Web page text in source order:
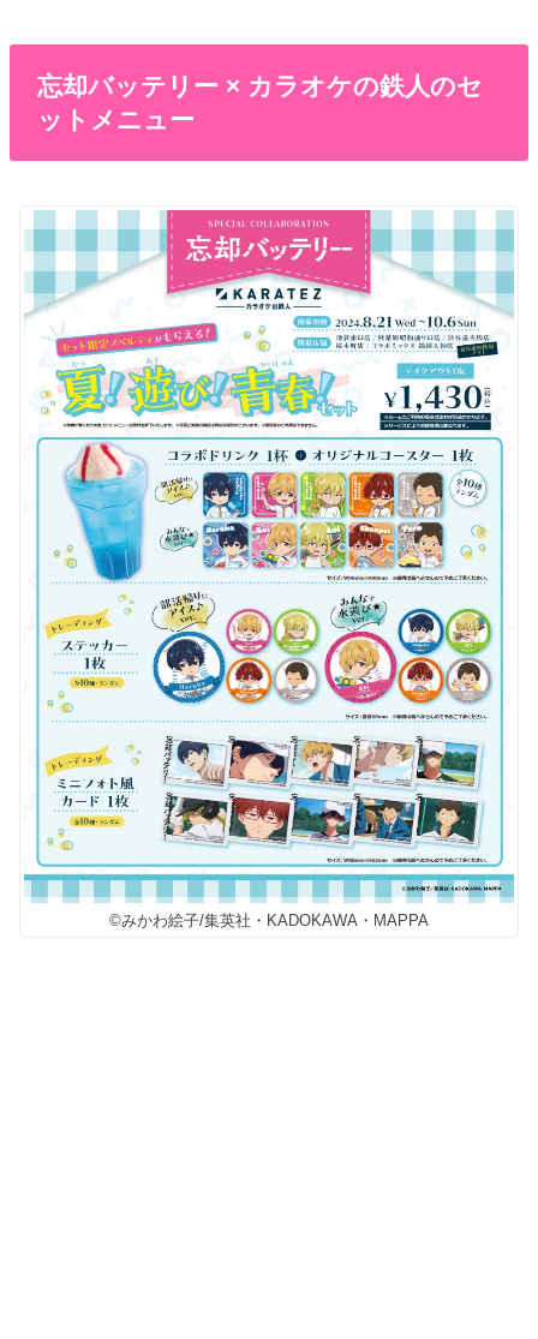
忘却バッテリー × カラオケの鉄人のセ
ットメニュー
©みかわ絵子/集英社・KADOKAWA・MAPPA